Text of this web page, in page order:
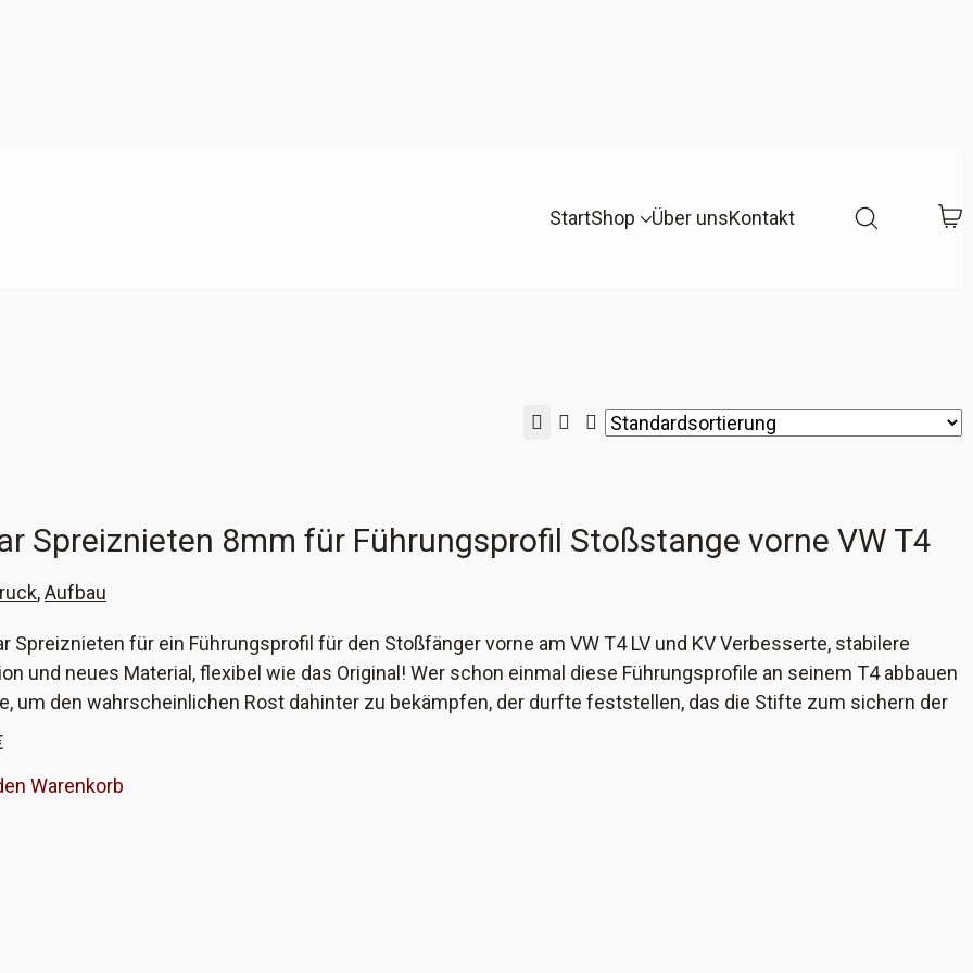
StartShop Über unsKontakt
Spreiznieten 8mm für Führungsprofil Stoßstange vorne VW T4
,Aufbau
Spreiznieten für ein Führungsprofil für den Stoßfänger vorne am VW T4 LV und KV Verbesserte, stabilere
und neues Material, flexibel wie das Original! Wer schon einmal diese Führungsprofile an seinem T4 abbauen
um den wahrscheinlichen Rost dahinter zu bekämpfen, der durfte feststellen, das die Stifte zum sichern der
Spreizniete nur durchgedrückt werden können und dann oft nicht aufzufinden sind. Auch der Ersatz des
ausgeführt, damit sie sich nicht mitdrehen können und werden mit einer passenden Edelstahlblechschraube
Warenkorb